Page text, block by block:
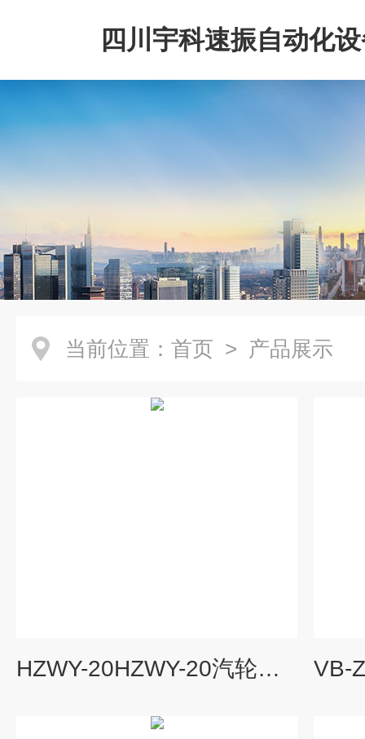
四川宇科速振自动化
公司
当前位置： 首页 > 产品展示
HZWY-20HZWY-20汽轮机位移（胀差）监测装置